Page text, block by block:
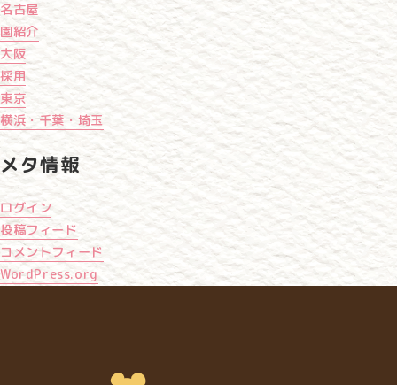
名古屋
園紹介
大阪
採用
東京
横浜・千葉・埼玉
メタ情報
ログイン
投稿フィード
コメントフィード
WordPress.org